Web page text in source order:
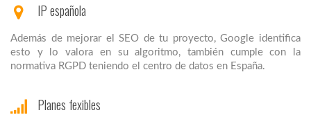
IP española
Además de mejorar el SEO de tu proyecto, Google identifica
esto y lo valora en su algoritmo, también cumple con la
normativa RGPD teniendo el centro de datos en España.
Planes fexibles